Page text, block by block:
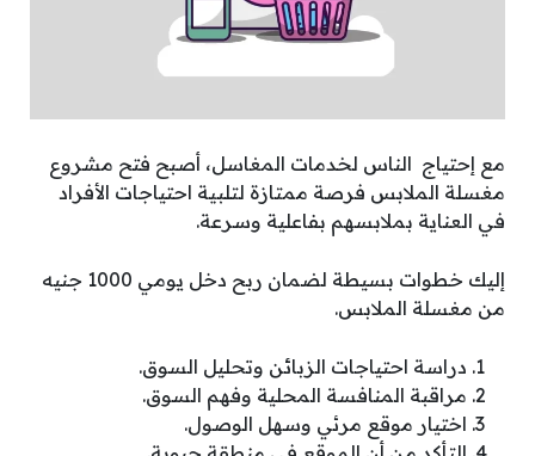
مع إحتياج الناس لخدمات المغاسل، أصبح فتح مشروع
مغسلة الملابس فرصة ممتازة لتلبية احتياجات الأفراد
في العناية بملابسهم بفاعلية وسرعة.
إليك خطوات بسيطة لضمان ربح دخل يومي 1000 جنيه
من مغسلة الملابس.
دراسة احتياجات الزبائن وتحليل السوق.
مراقبة المنافسة المحلية وفهم السوق.
اختيار موقع مرئي وسهل الوصول.